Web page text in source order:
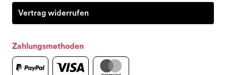
Vertrag widerrufen
Zahlungsmethoden